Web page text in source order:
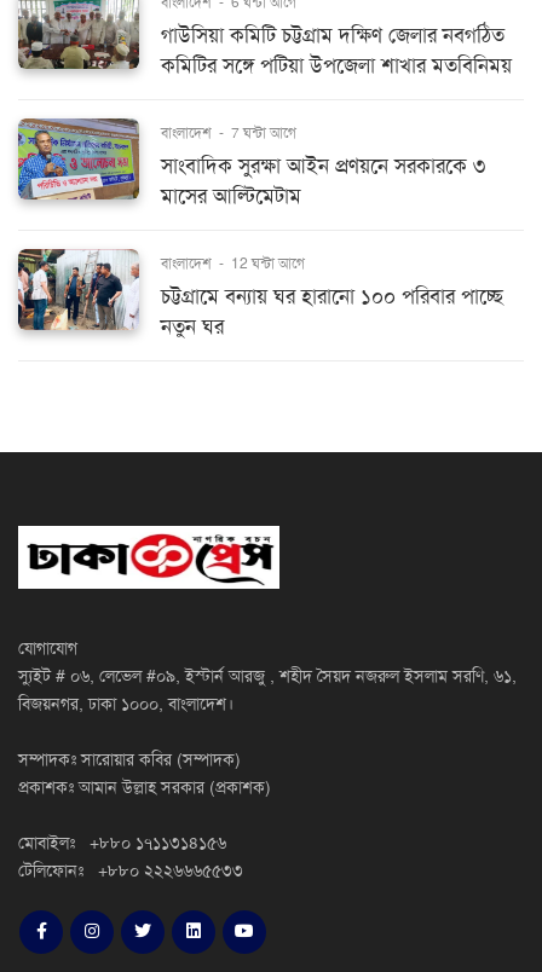
গাউসিয়া কমিটি চট্টগ্রাম দক্ষিণ জেলার নবগঠিত
কমিটির সঙ্গে পটিয়া উপজেলা শাখার মতবিনিময়
বাংলাদেশ - 7 ঘন্টা আগে
সাংবাদিক সুরক্ষা আইন প্রণয়নে সরকারকে ৩
মাসের আল্টিমেটাম
বাংলাদেশ - 12 ঘন্টা আগে
চট্টগ্রামে বন্যায় ঘর হারানো ১০০ পরিবার পাচ্ছে
নতুন ঘর
যোগাযোগ
স্যুইট # ০৬, লেভেল #০৯, ইস্টার্ন আরজু , শহীদ সৈয়দ নজরুল ইসলাম সরণি, ৬১,
বিজয়নগর, ঢাকা ১০০০, বাংলাদেশ।
সম্পাদকঃ সারোয়ার কবির (সম্পাদক)
প্রকাশকঃ আমান উল্লাহ সরকার (প্রকাশক)
মোবাইলঃ +৮৮০ ১৭১১৩১৪১৫৬
টেলিফোনঃ +৮৮০ ২২২৬৬৬৫৫৩৩